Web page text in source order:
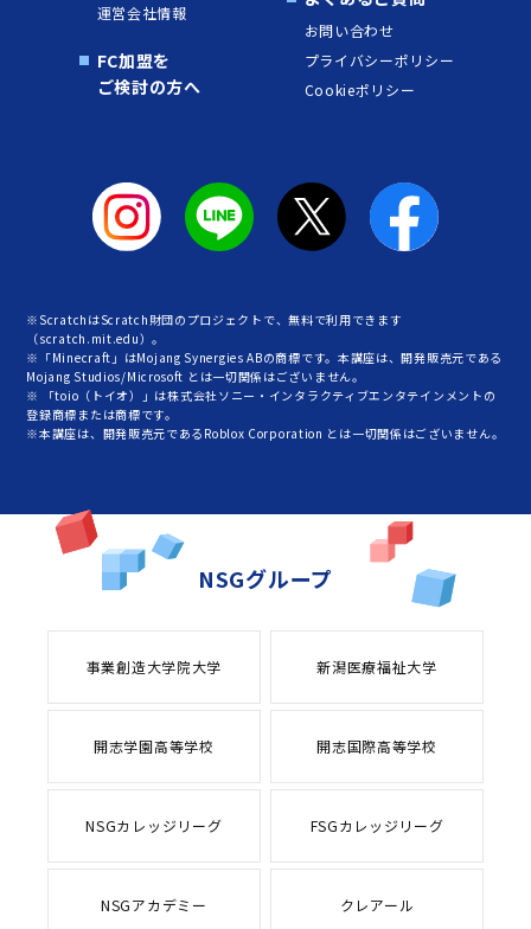
運営会社情報
FC加盟を
ご検討の方へ
お問い合わせ
プライバシーポリシー
Cookieポリシー
※ScratchはScratch財団のプロジェクトで、無料で利用できます
（scratch.mit.edu）。
※「Minecraft」はMojang Synergies ABの商標です。本講座は、開発販売元である
Mojang Studios/Microsoft とは一切関係はございません。
※ 「toio（トイオ）」は株式会社ソニー・インタラクティブエンタテインメントの
登録商標または商標です。
※本講座は、開発販売元であるRoblox Corporation とは一切関係はございません。
NSGグループ
事業創造大学院大学 新潟医療福祉大学
開志学園高等学校 開志国際高等学校
NSGカレッジリーグ FSGカレッジリーグ
NSGアカデミー クレアール